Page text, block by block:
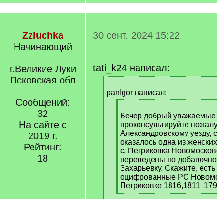
Zzluchka
Начинающий
г.Великие Луки
Псковская обл
Сообщений:
32
На сайте с
2019 г.
Рейтинг:
18
30 сент. 2024 15:22
tati_k24 написал:
q
panIgor написал:
q
]
Вечер добрый
проконсультируйте
Александровскому уезду,
оказалось одна из
с. Петриковка
переведены по
Захарьевку. Скажите,
оцифрованные РС
Петриковке 1816,1811,
[